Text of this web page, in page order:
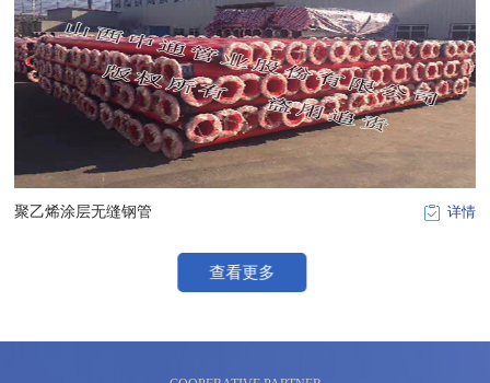
聚乙烯涂层无缝钢管 详情
查看更多